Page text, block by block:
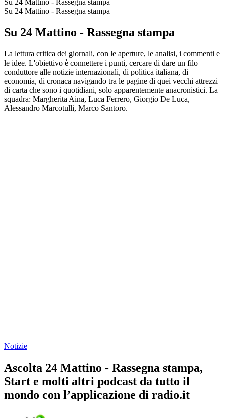
Su 24 Mattino - Rassegna stampa
Su 24 Mattino - Rassegna stampa
Su 24 Mattino - Rassegna stampa
La lettura critica dei giornali, con le aperture, le analisi, i commenti e
le idee. L'obiettivo è connettere i punti, cercare di dare un filo
conduttore alle notizie internazionali, di politica italiana, di
economia, di cronaca navigando tra le pagine di quei vecchi attrezzi
di carta che sono i quotidiani, solo apparentemente anacronistici. La
squadra: Margherita Aina, Luca Ferrero, Giorgio De Luca,
Alessandro Marcotulli, Marco Santoro.
Notizie
Ascolta 24 Mattino - Rassegna stampa,
Start e molti altri podcast da tutto il
mondo con l’applicazione di radio.it